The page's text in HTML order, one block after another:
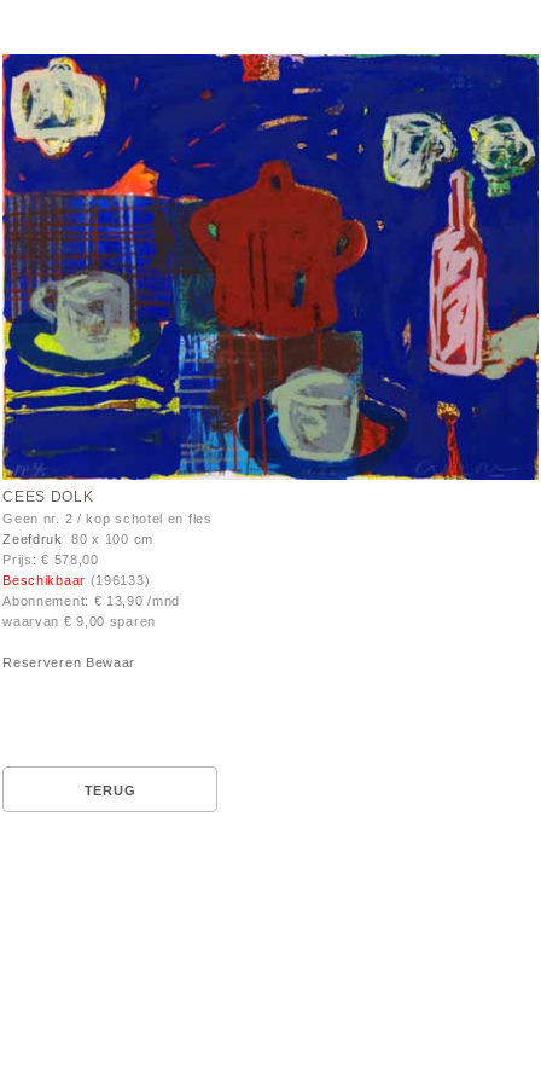
CEES DOLK
Geen nr. 2 / kop schotel en fles
Zeefdruk
80 x 100 cm
Prijs: € 578,00
Beschikbaar (196133)
Abonnement: € 13,90 /mnd
waarvan € 9,00 sparen
Reserveren Bewaar
TERUG